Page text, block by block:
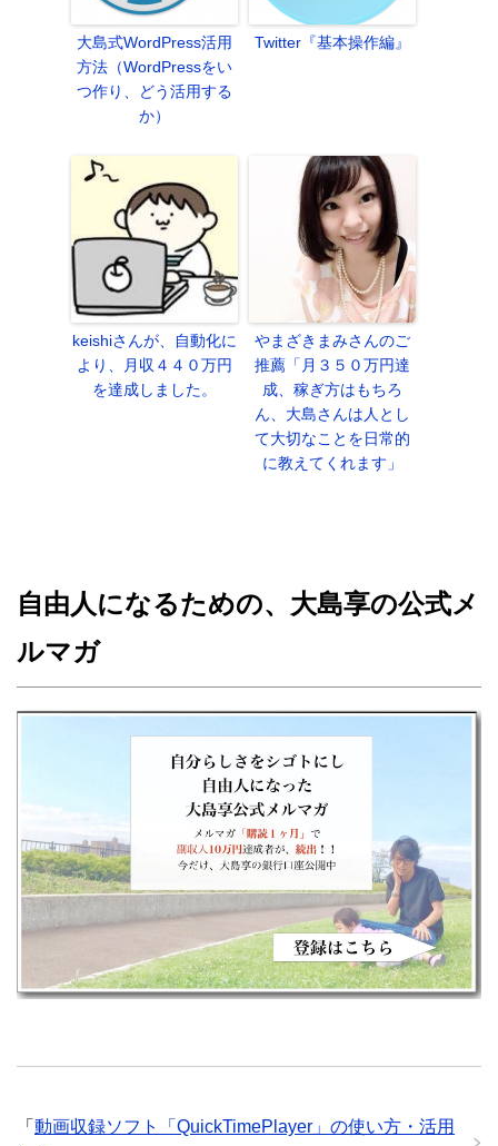
大島式WordPress活用
方法（WordPressをい
つ作り、どう活用する
か）
Twitter『基本操作編』
keishiさんが、自動化に
より、月収４４０万円
を達成しました。
やまざきまみさんのご
推薦「月３５０万円達
成、稼ぎ方はもちろ
ん、大島さんは人とし
て大切なことを日常的
に教えてくれます」
自由人になるための、大島享の公式メ
ルマガ
「 動画収録ソフト「QuickTimePlayer」の使い方・活用